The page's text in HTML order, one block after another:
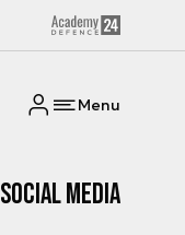
Menu
Social media